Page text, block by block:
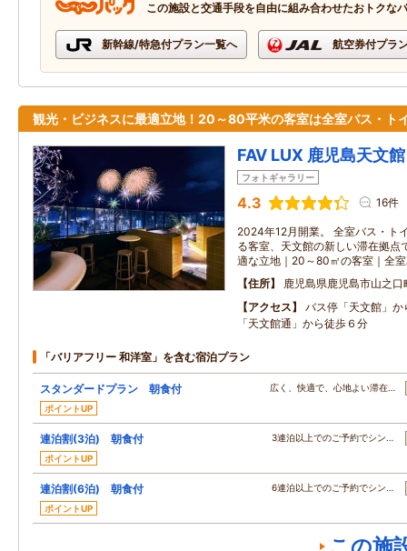
この施設と交通手段を自由に組み合わせたおトクな
新幹線/特急付プラン一覧へ 航空券付プラ
観光・ビジネスに最適立地！20～80平米の客室は全室バス・ト
FAV LUX 鹿児島天文館
フォトギャラリー
4.3 16件
2024年12月開業。 全室バス・ト
る客室、天文館の新しい滞在拠点
適な立地｜20～80㎡の客室｜全
住所
鹿児島県鹿児島市山之口
アクセス
バス停「天文館」
「天文館通」から徒歩６分
「バリアフリー 和洋室」を含む宿泊プラン
スタンダードプラン 朝食付
ポイントUP
広く、快適で、心地よい滞在…
連泊割(3泊) 朝食付
ポイントUP
3連泊以上でのご予約でシン…
連泊割(6泊) 朝食付
ポイントUP
6連泊以上でのご予約でシン…